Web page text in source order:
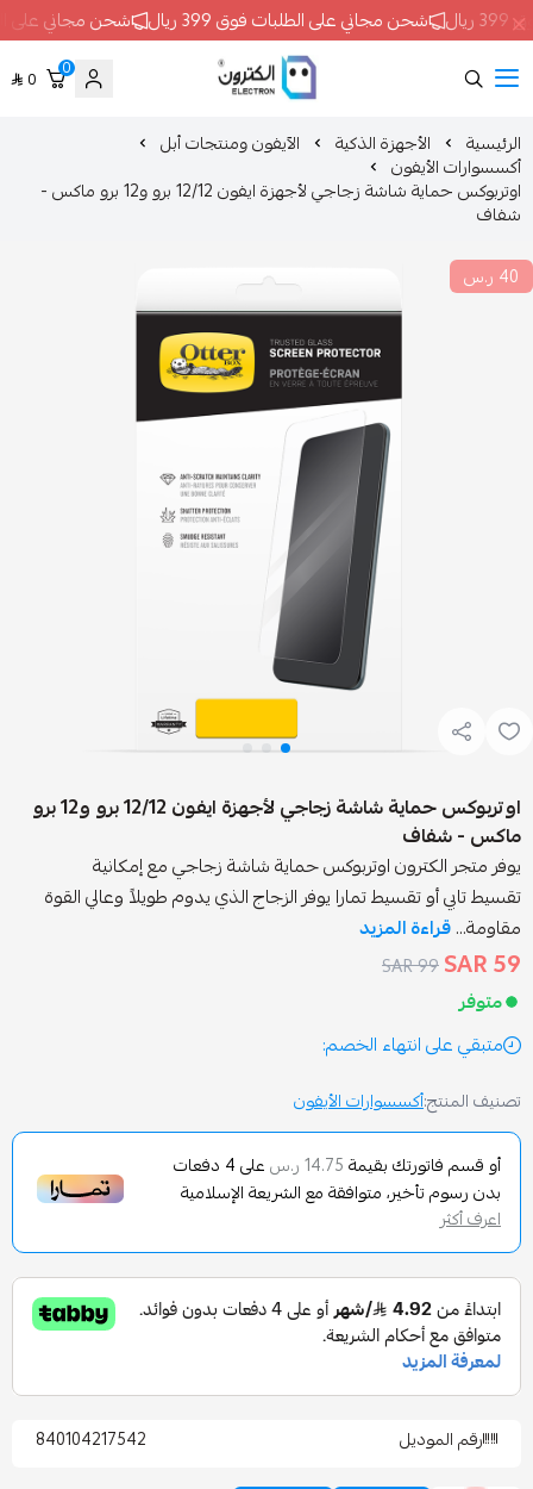
مجاني على الطلبات فوق 399 ريال شحن مجاني على الطلبات فوق 399 ريال
الأجهزة الذكية الآيفون ومنتجات أبل
اوتربوكس حماية شاشة زجاجي لأجهزة ايفون 12/12 برو و12 برو ماكس -
اوتربوكس حماية شاشة زجاجي لأجهزة ايفون 12/12 برو و12 برو
اوتربوكس حماية شاشة زجاجي مع إمكانية
تقسيط تمارا يوفر الزجاج الذي يدوم طويلاً وعالي القوة
المزيد
الخصم:
أكسسوارات الأيفون
بقيمة 14.75 ر.س على4دفعات
متوافقة مع الشريعة الإسلامية
840104217542